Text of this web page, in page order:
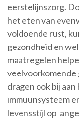
eerstelijnszorg.
het eten van
voldoende rust,
gezondheid en
maatregelen
veelvoorkomende
dragen ook bij
immuunsysteem
levensstijl op